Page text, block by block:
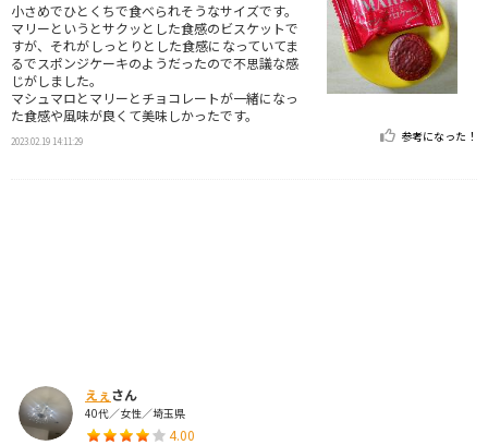
小さめでひとくちで食べられそうなサイズです。
マリーというとサクッとした食感のビスケットで
すが、それがしっとりとした食感になっていてま
るでスポンジケーキのようだったので不思議な感
じがしました。
マシュマロとマリーとチョコレートが一緒になっ
た食感や風味が良くて美味しかったです。
2023.02.19 14:11:29 参考になった！
えぇ さん
40代／女性／埼玉県
4.00